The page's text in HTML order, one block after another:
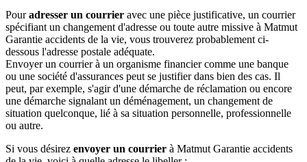
Pouradresser un courrier avec une pièce justificative, un courrier
spécifiant un changement d'adresse ou toute autre missive à Matmut
Garantie accidents de la vie, vous trouverez probablement ci-
dessous l'adresse postale adéquate.
Envoyer un courrier à un organisme financier comme une banque
ou une société d'assurances peut se justifier dans bien des cas. Il
peut, par exemple, s'agir d'une démarche de réclamation ou encore
une démarche signalant un déménagement, un changement de
situation quelconque, lié à sa situation personnelle, professionnelle
ou autre.
Si vous désirez envoyer un courrier à Matmut Garantie accidents